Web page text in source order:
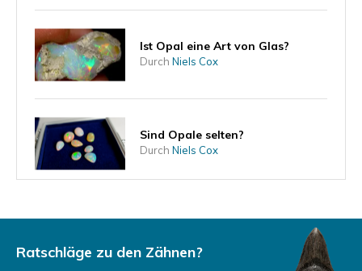
Ist Opal eine Art von Glas?
Durch Niels Cox
Sind Opale selten?
Durch Niels Cox
Kann ein Opal mit Wasser in
Durch
Ratschläge zu den Zähnen?